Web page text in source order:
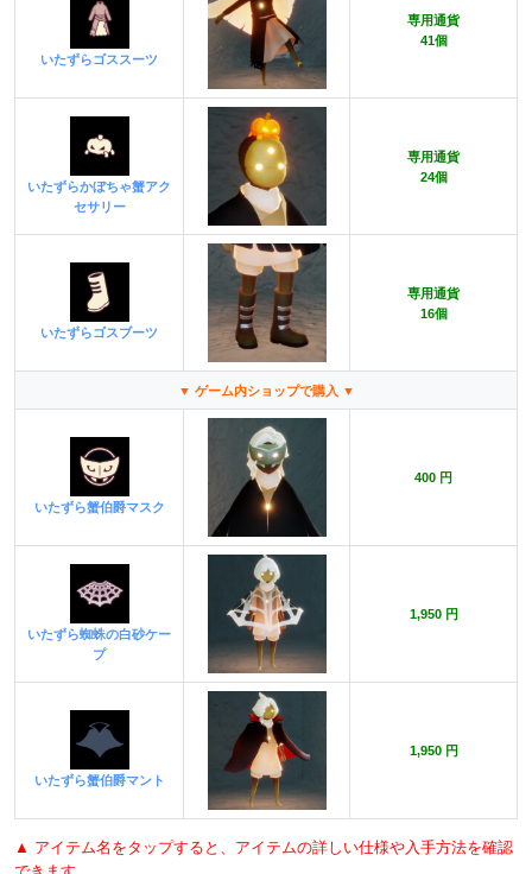
いたずらゴススーツ
専用通貨
41個
いたずらかぼちゃ蟹アク
セサリー
専用通貨
24個
いたずらゴスブーツ
専用通貨
16個
▼ ゲーム内ショップで購入 ▼
いたずら蟹伯爵マスク
400 円
いたずら蜘蛛の白砂ケー
プ
1,950 円
いたずら蟹伯爵マント
1,950 円
▲ アイテム名をタップすると、アイテムの詳しい仕様や入手方法を確認